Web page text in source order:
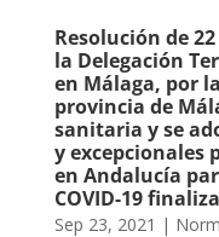
Resolución de
la Delegación
en Málaga, por
provincia de
sanitaria y se
y excepcionales
en Andalucía
COVID-19
Sep 23, 2021 |